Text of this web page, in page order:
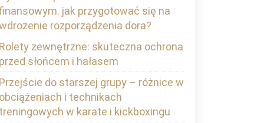
finansowym. jak przygotować się na
rozporządzenia dora?
Rolety zewnętrzne: skuteczna ochrona
przed słońcem i hałasem
Przejście do starszej grupy – różnice w
obciążeniach i technikach
treningowych w karate i kickboxingu